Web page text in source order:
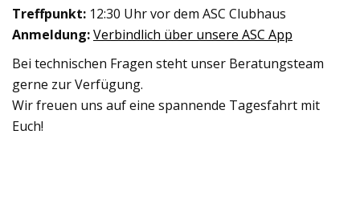
Treffpunkt: 12:30 Uhr vor dem ASC Clubhaus
Anmeldung:Verbindlich über unsere ASC App
Bei technischen Fragen steht unser Beratungsteam
gerne zur Verfügung.
Wir freuen uns auf eine spannende Tagesfahrt mit
Euch!